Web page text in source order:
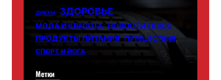
ДИЕТЫ ЗДОРОВЬЕ
МОДА И КРАСОТА НОВОСТИ ПЛЮС
ПРОДУКТЫ ПИТАНИЯ ПУТЕШЕСТВИЯ
СПОРТ И ЙОГА
Метки